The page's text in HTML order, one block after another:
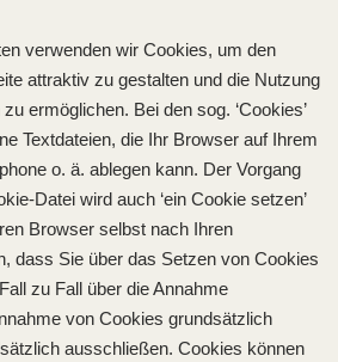
verwenden wir Cookies, um den
attraktiv zu gestalten und die Nutzung
ermöglichen. Bei den sog. ‘Cookies’
Textdateien, die Ihr Browser auf Ihrem
o. ä. ablegen kann. Der Vorgang
Datei wird auch ‘ein Cookie setzen’
Browser selbst nach Ihren
dass Sie über das Setzen von Cookies
zu Fall über die Annahme
von Cookies grundsätzlich
ausschließen. Cookies können